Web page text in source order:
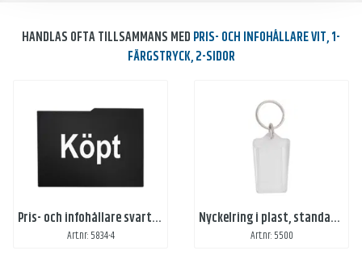
HANDLAS OFTA TILLSAMMANS MED PRIS- OCH INFOHÅLLARE VIT, 1-
FÄRGSTRYCK, 2-SIDOR
Pris- och infohållare svart, 1-färgstryck, 2-sidor
Art.nr: 5834-4
Nyckelring i plast, standard utan tryck
Art.nr: 5500